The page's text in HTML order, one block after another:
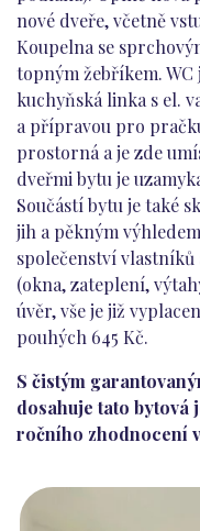
nové dveře, včetně
Koupelna se
topným žebříkem. WC
kuchyňská linka s el.
a přípravou pro
prostorná a je zde
dveřmi bytu je
Součástí bytu je také
jih a pěkným
společenství
(okna, zateplení,
úvěr, vše je již
pouhých 645 Kč.
S čistým
dosahuje tato bytová
ročního zhodnocení